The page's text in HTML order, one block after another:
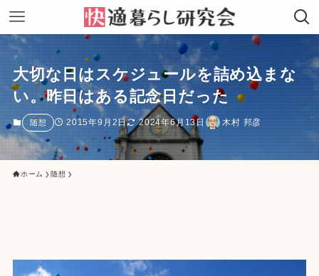
大切な日はスケジュールを詰め込まな
い。昨日はある記念日だった
随想 2015年9月2日 2024年6月13日 木村 邦彦
ホーム 随想